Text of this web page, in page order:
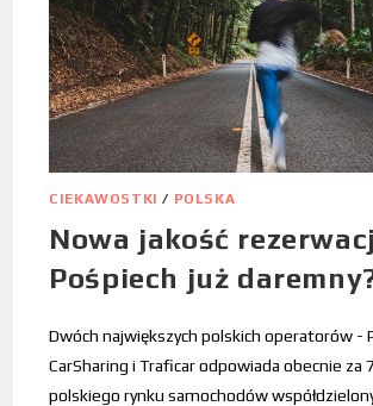
CIEKAWOSTKI / POLSKA
Nowa jakość
Pośpiech już
Dwóch największych polskich operatorów -
CarSharing i Traficar odpowiada obecnie za
polskiego rynku samochodów